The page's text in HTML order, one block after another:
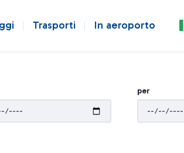
Trasporti In aeroporto
per